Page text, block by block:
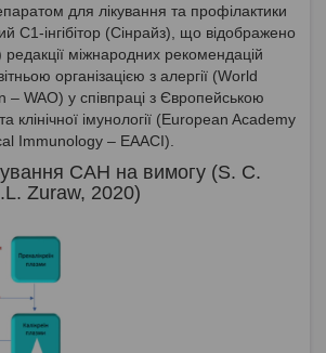
для лікування та профілактики
С1-інгібітор (Сінрайз), що відображено
редакції міжнародних рекомендацій
організацією з алергії (World
WAO) у співпраці з Європейською
клінічної імунології (European Academy
Immunology – EAACI).
САН на вимогу (S. C.
Zuraw, 2020)